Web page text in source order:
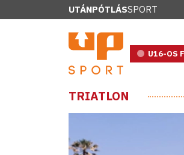
UTÁNPÓTLÁSSPORT
U16-OS
TRIATLON